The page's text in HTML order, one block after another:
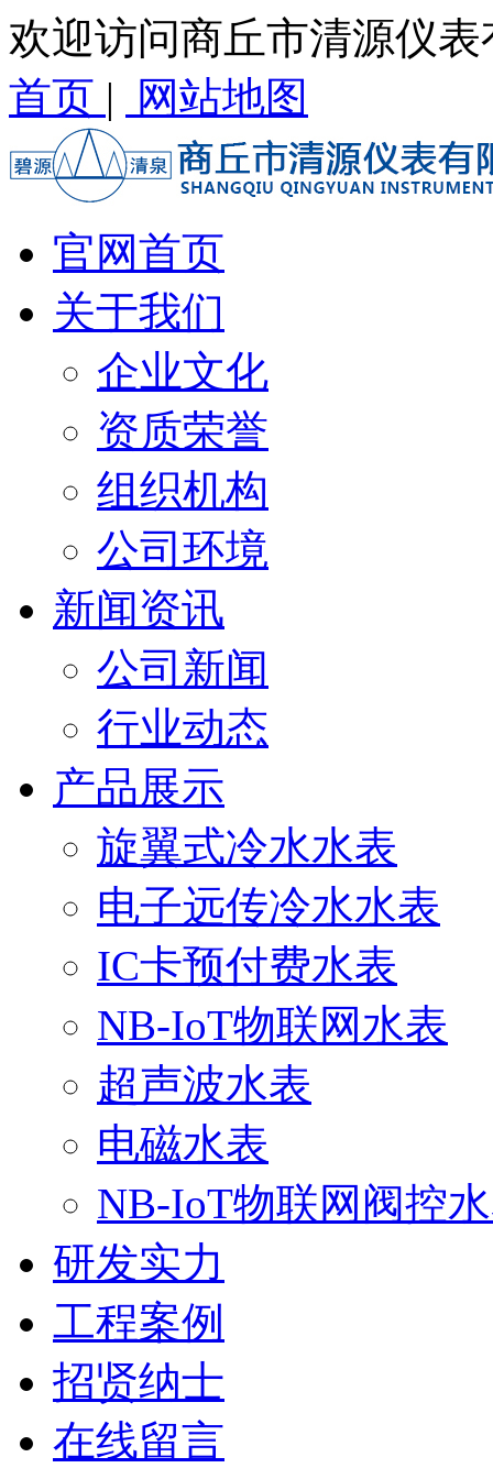
欢迎访问商丘市清源仪
首页 | 网站地图
官网首页
关于我们
企业文化
资质荣誉
组织机构
公司环境
新闻资讯
公司新闻
行业动态
产品展示
旋翼式冷水水表
电子远传冷水水表
IC卡预付费水表
NB-IoT物联网水表
超声波水表
电磁水表
NB-IoT物联网阀控
研发实力
工程案例
招贤纳士
在线留言